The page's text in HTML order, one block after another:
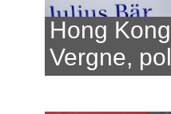
Hong
Vergne,